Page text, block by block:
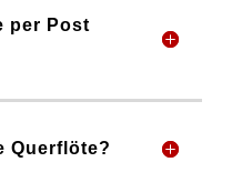
per Post
Querflöte?